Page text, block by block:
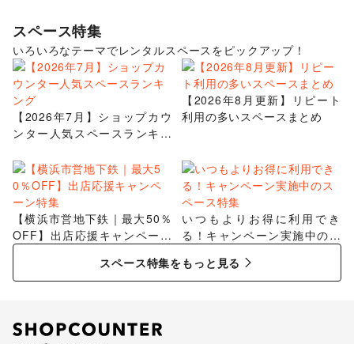
スペース特集
いろいろなテーマでレンタルスペースをピックアップ！
【2026年7月】ショップカウ
ンター人気スペースランキン
【2026年8月更新】リピート
利用の多いスペースまとめ
【横浜市営地下鉄｜最大50％
OFF】出店応援キャンペーン
特集
いつもよりお得に利用でき
る！キャンペーン実施中のス
スペース特集をもっと見る